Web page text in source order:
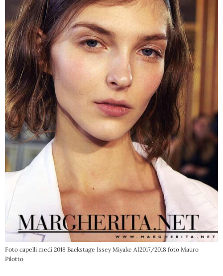
Foto capelli medi 2018 Backstage Issey Miyake AI2017/2018 foto Mauro
Pilotto